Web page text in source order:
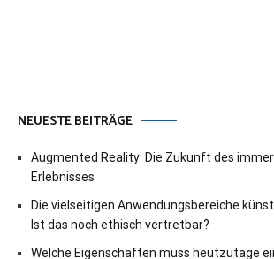
NEUESTE BEITRÄGE
Augmented Reality: Die Zukunft des
Erlebnisses
Die vielseitigen Anwendungsbereiche
Ist das noch ethisch vertretbar?
Welche Eigenschaften muss heutzutage